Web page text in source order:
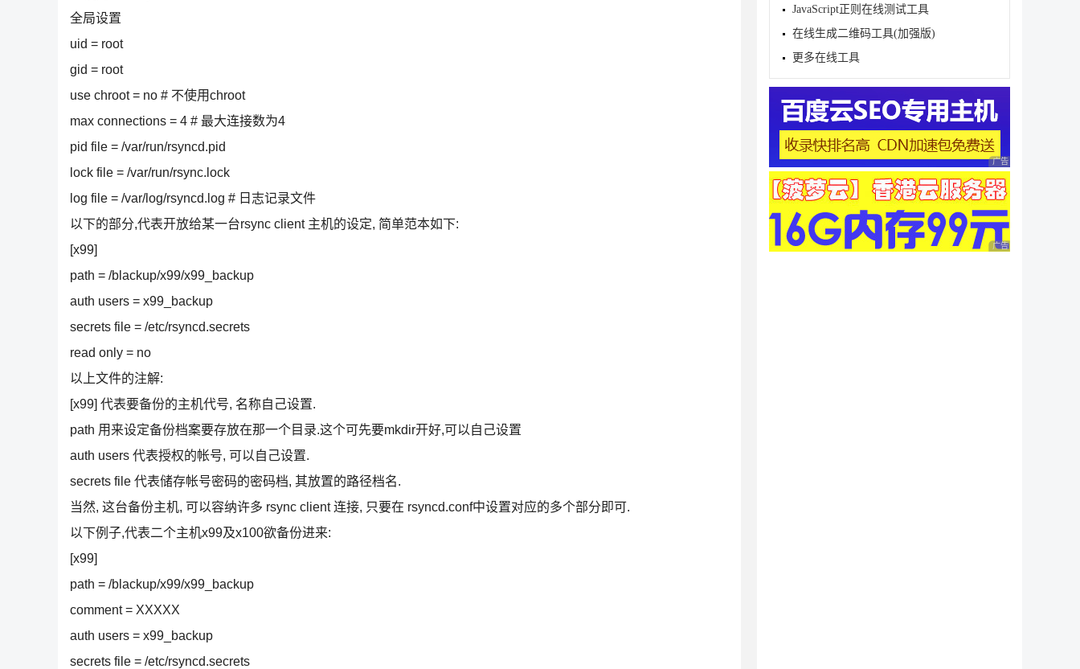
全局设置
uid = root
gid = root
use chroot = no # 不使用chroot
max connections = 4 # 最大连接数为4
pid file = /var/run/rsyncd.pid
lock file = /var/run/rsync.lock
log file = /var/log/rsyncd.log # 日志记录文件
以下的部分,代表开放给某一台rsync client 主机的设定, 简单范本如下:
[x99]
path = /blackup/x99/x99_backup
auth users = x99_backup
secrets file = /etc/rsyncd.secrets
read only = no
以上文件的注解:
[x99] 代表要备份的主机代号, 名称自己设置.
path 用来设定备份档案要存放在那一个目录.这个可先要mkdir开好,可以自己设置
auth users 代表授权的帐号, 可以自己设置.
secrets file 代表储存帐号密码的密码档, 其放置的路径档名.
当然, 这台备份主机, 可以容纳许多 rsync client 连接, 只要在 rsyncd.conf中设置对应的多个部分即可.
以下例子,代表二个主机x99及x100欲备份进来:
[x99]
path = /blackup/x99/x99_backup
comment = XXXXX
auth users = x99_backup
secrets file = /etc/rsyncd.secrets
JavaScript正则在线测试工具
在线生成二维码工具(加强版)
更多在线工具
广告 商业广告，理性
广告 商业广告，理性